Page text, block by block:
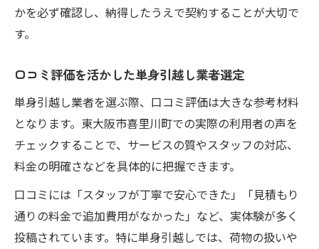
かを必ず確認し、納得したうえで契約することが大切で
す。
口コミ評価を活かした単身引越し業者選定
単身引越し業者を選ぶ際、口コミ評価は大きな参考材料
となります。東大阪市喜里川町での実際の利用者の声を
チェックすることで、サービスの質やスタッフの対応、
料金の明確さなどを具体的に把握できます。
口コミには「スタッフが丁寧で安心できた」「見積もり
通りの料金で追加費用がなかった」など、実体験が多く
投稿されています。特に単身引越しでは、荷物の扱いや